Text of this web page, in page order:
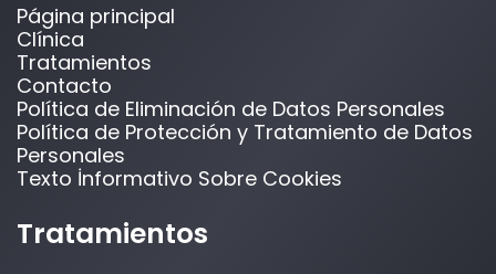
Página principal
Clínica
Tratamientos
Contacto
Política de Eliminación de Datos Personales
Política de Protección y Tratamiento de Datos
Personales
Texto İnformativo Sobre Cookies
Tratamientos